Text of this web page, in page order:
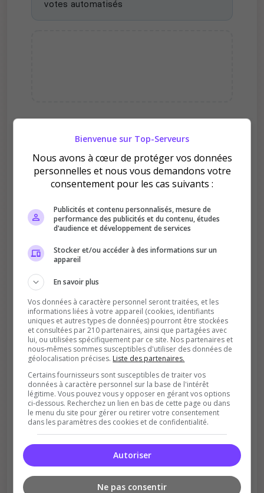
votes automatisés
Pourquoi voter pour IDF RP ?
Améliore le classement
Votre vote aide le serveur à monter dans le
Soutient la communauté
Plus de visibilité = plus de joueurs
Récompenses possibles
Bienvenue sur Top-Serveurs
Nous avons à cœur de protéger vos données
personnelles et nous vous demandons votre
consentement pour les cas suivants :
Publicités et contenu personnalisés, mesure de
performance des publicités et du contenu, études
d’audience et développement de services
Stocker et/ou accéder à des informations sur un
appareil
En savoir plus
Vos données à caractère personnel seront traitées, et les
informations liées à votre appareil (cookies, identifiants
uniques et autres types de données) pourront être stockées
et consultées par 210 partenaires, ainsi que partagées avec
lui, ou utilisées spécifiquement par ce site. Nos partenaires et
nous-mêmes sommes susceptibles d'utiliser des données de
géolocalisation précises. Liste des partenaires.
Certains fournisseurs sont susceptibles de traiter vos
données à caractère personnel sur la base de l'intérêt
légitime. Vous pouvez vous y opposer en gérant vos options
ci-dessous. Recherchez un lien en bas de cette page ou dans
le menu du site pour gérer ou retirer votre consentement
dans les paramètres des cookies et de confidentialité.
Autoriser
Ne pas consentir